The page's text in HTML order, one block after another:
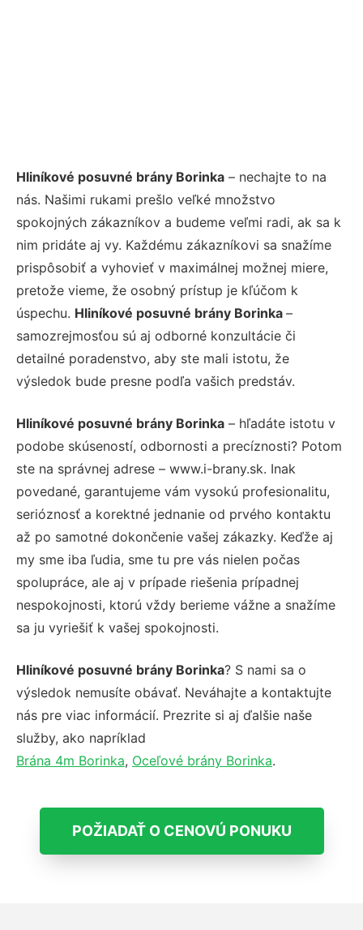
Hliníkové posuvné brány Borinka – nechajte to na
nás. Našimi rukami prešlo veľké množstvo
spokojných zákazníkov a budeme veľmi radi, ak sa k
nim pridáte aj vy. Každému zákazníkovi sa snažíme
prispôsobiť a vyhovieť v maximálnej možnej miere,
pretože vieme, že osobný prístup je kľúčom k
úspechu. Hliníkové posuvné brány Borinka –
samozrejmosťou sú aj odborné konzultácie či
detailné poradenstvo, aby ste mali istotu, že
výsledok bude presne podľa vašich predstáv.
Hliníkové posuvné brány Borinka – hľadáte istotu v
podobe skúseností, odbornosti a precíznosti? Potom
ste na správnej adrese – www.i-brany.sk. Inak
povedané, garantujeme vám vysokú profesionalitu,
serióznosť a korektné jednanie od prvého kontaktu
až po samotné dokončenie vašej zákazky. Keďže aj
my sme iba ľudia, sme tu pre vás nielen počas
spolupráce, ale aj v prípade riešenia prípadnej
nespokojnosti, ktorú vždy berieme vážne a snažíme
sa ju vyriešiť k vašej spokojnosti.
Hliníkové posuvné brány Borinka? S nami sa o
výsledok nemusíte obávať. Neváhajte a kontaktujte
nás pre viac informácií. Prezrite si aj ďalšie naše
služby, ako napríklad
Brána 4m Borinka, Oceľové brány Borinka.
POŽIADAŤ O CENOVÚ PONUKU